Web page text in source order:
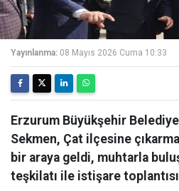
Yayınlanma: 08 Mayıs 2026 Cuma 10:33
Erzurum Büyükşehir
Sekmen, Çat ilçesine
bir araya geldi, muhtarla
teşkilatı ile istişare toplantısı